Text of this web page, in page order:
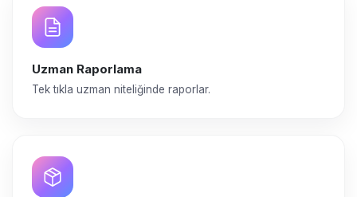
Uzman Raporlama
Tek tıkla uzman niteliğinde raporlar.